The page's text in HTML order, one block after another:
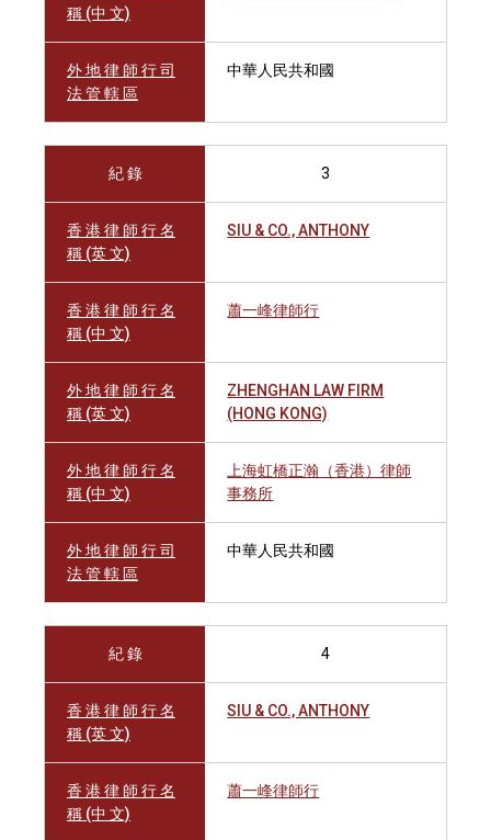
稱 (中 文)
外 地 律 師 行 司
法 管 轄 區
中華人民共和國
紀 錄 3
香 港 律 師 行 名
稱 (英 文)
SIU & CO., ANTHONY
香 港 律 師 行 名
稱 (中 文)
蕭一峰律師行
外 地 律 師 行 名
稱 (英 文)
ZHENGHAN LAW FIRM
(HONG KONG)
外 地 律 師 行 名
稱 (中 文)
上海虹橋正瀚（香港）律師
事務所
外 地 律 師 行 司
法 管 轄 區
中華人民共和國
紀 錄 4
香 港 律 師 行 名
稱 (英 文)
SIU & CO., ANTHONY
香 港 律 師 行 名
稱 (中 文)
蕭一峰律師行